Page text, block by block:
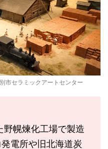
市セラミックアートセンター
幌煉化工場で製造
電所や旧北海道炭